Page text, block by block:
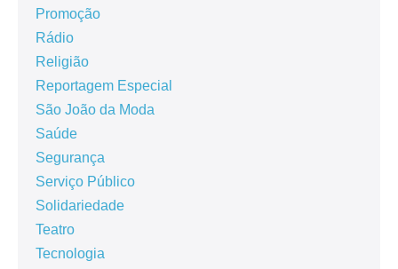
Promoção
Rádio
Religião
Reportagem Especial
São João da Moda
Saúde
Segurança
Serviço Público
Solidariedade
Teatro
Tecnologia